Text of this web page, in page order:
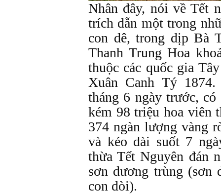
Nhân đây, nói về Tết
trích dẫn một trong
con dê, trong dịp Bà
Thanh Trung Hoa
thuộc các quốc gia
Xuân Canh Tý
tháng 6 ngày trước,
kém 98 triệu hoa viên
374 ngàn lượng vàng
và kéo dài suốt 7
thừa Tết Nguyên đán
sơn dương trùng (sơn
con dòi).